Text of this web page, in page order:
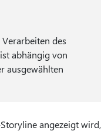
des
abhängig von
ausgewählten
angezeigt wird,